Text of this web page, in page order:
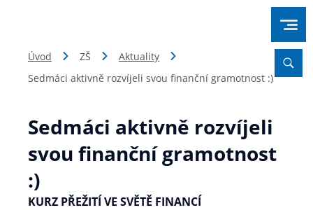
Úvod ZŠ
Aktuality
Sedmáci aktivně rozvíjeli svou finanční gramotnost :)
Sedmáci aktivně rozvíjeli
svou finanční gramotnost
:)
KURZ PŘEŽITÍ VE SVĚTĚ FINANCÍ